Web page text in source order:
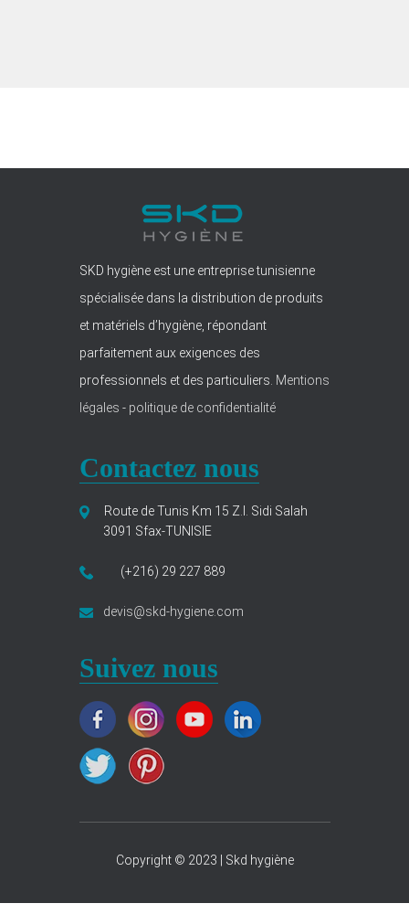
SKD hygiène est une entreprise tunisienne
spécialisée dans la distribution de produits
et matériels d’hygiène, répondant
parfaitement aux exigences des
professionnels et des particuliers. Mentions
légales -politique de confidentialité
Contactez nous
Route de Tunis Km 15 Z.I. Sidi Salah
3091 Sfax-TUNISIE
(+216) 29 227 889
devis@skd-hygiene.com
Suivez nous
Copyright © 2023 | Skd hygiène